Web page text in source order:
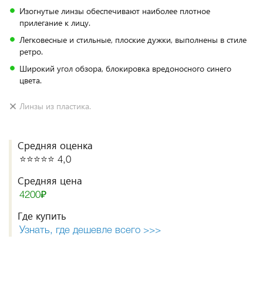
Изогнутые линзы обеспечивают наиболее плотное
прилегание к лицу.
Легковесные и стильные, плоские дужки, выполнены в стиле
ретро.
Широкий угол обзора, блокировка вредоносного синего
цвета.
Линзы из пластика.
Средняя оценка
⭐️⭐️⭐️⭐️⭐️ 4,0
Средняя цена
4200₽
Где купить
Узнать, где дешевле всего >>>